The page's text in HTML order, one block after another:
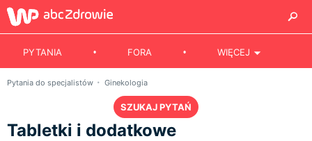
PYTANIA FORA WIĘCEJ
Pytania do specjalistów Ginekologia
SZUKAJ PYTAŃ
Tabletki i dodatkowe